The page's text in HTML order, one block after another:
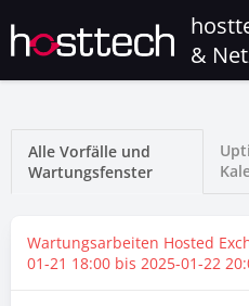
&
Alle Vorfälle und
Wartungsfenster
Wartungsarbeiten Hosted
01-21 18:00 bis 2025-01-22